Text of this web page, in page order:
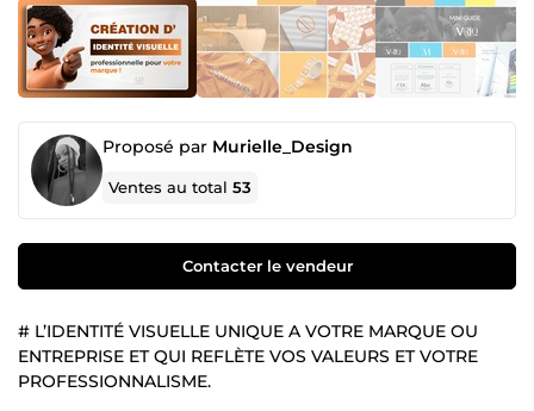
Proposé par Murielle_Design
Ventes au total53
Contacter le vendeur
# L’IDENTITÉ VISUELLE UNIQUE A VOTRE MARQUE OU
ENTREPRISE ET QUI REFLÈTE VOS VALEURS ET VOTRE
PROFESSIONNALISME.